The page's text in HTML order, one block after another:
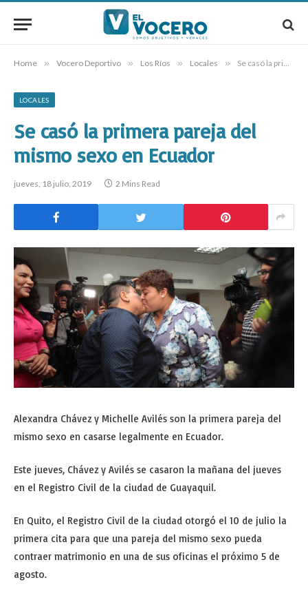
Home » Vocero Deportivo » Los Ríos » Locales » Se casó la primera pareja del mismo sexo en Ecuador
LOCALES
Se casó la primera pareja del
mismo sexo en Ecuador
jueves, 18 julio, 2019 2 Mins Read
Alexandra Chávez y Michelle Avilés son la primera pareja del
mismo sexo en casarse legalmente en Ecuador.
Este jueves, Chávez y Avilés se casaron la mañana del jueves
en el Registro Civil de la ciudad de Guayaquil.
En Quito, el Registro Civil de la ciudad otorgó el 10 de julio la
primera cita para que una pareja del mismo sexo pueda
contraer matrimonio en una de sus oficinas el próximo 5 de
agosto.